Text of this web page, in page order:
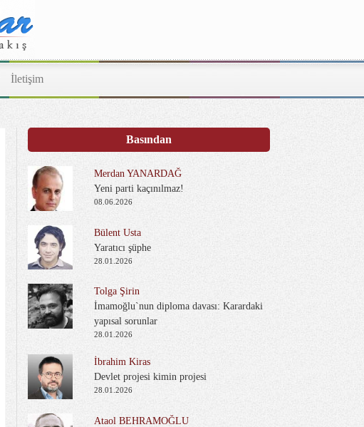
İletişim
Basından
Merdan YANARDAĞ
Yeni parti kaçınılmaz!
08.06.2026
Bülent Usta
Yaratıcı şüphe
28.01.2026
Tolga Şirin
İmamoğlu`nun diploma davası: Karardaki
yapısal sorunlar
28.01.2026
İbrahim Kiras
Devlet projesi kimin projesi
28.01.2026
Ataol BEHRAMOĞLU